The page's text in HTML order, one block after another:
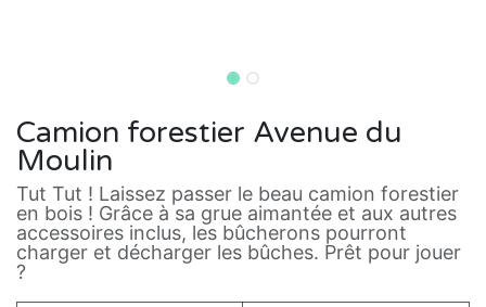
Camion forestier Avenue du
Moulin
Tut Tut ! Laissez passer le beau camion forestier
en bois ! Grâce à sa grue aimantée et aux autres
accessoires inclus, les bûcherons pourront
charger et décharger les bûches. Prêt pour jouer
?